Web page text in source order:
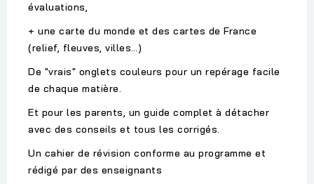
évaluations,
+ une carte du monde et des cartes de France
(relief, fleuves, villes…)
De "vrais" onglets couleurs pour un repérage facile
de chaque matière.
Et pour les parents, un guide complet à détacher
avec des conseils et tous les corrigés.
Un cahier de révision conforme au programme et
rédigé par des enseignants